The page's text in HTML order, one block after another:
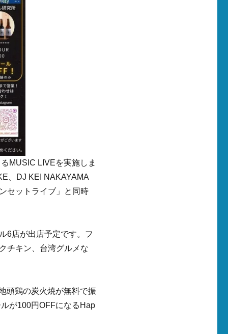
MUSIC LIVEを実施しま
、DJ KEI NAKAYAMA
セットライブ」と同時
6店が出店予定です。フ
チキン、台湾グルメな
頭鶏の炭火焼が無料で振
が100円OFFになるHap